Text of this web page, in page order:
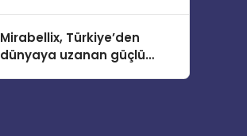
Mirabellix, Türkiye’den
dünyaya uzanan güçlü